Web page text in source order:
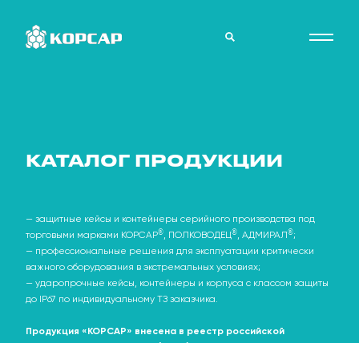
О
КАТАЛОГ
КОНТАКТЫ
КАТАЛОГ ПРОДУКЦИИ
— защитные кейсы и контейнеры серийного производства под
торговыми марками КОРСАР®, ПОЛКОВОДЕЦ®, АДМИРАЛ®;
— профессиональные решения для эксплуатации критически
важного оборудования в экстремальных условиях;
— ударопрочные кейсы, контейнеры и корпуса с классом защиты
до IP67 по индивидуальному ТЗ заказчика.
Продукция «КОРСАР» внесена в реестр российской